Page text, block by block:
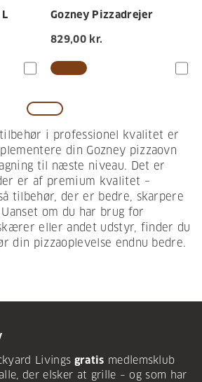
Gozney Pizzadrejer
829,00 kr.
tilbehør i professionel kvalitet er
din Gozney pizzaovn
til næste niveau. Det er
er af premium kvalitet –
tilbehør, der er bedre, skarpere
om du har brug for
eller andet udstyr, finder du
din pizzaoplevelse endnu bedre.
Livings gratis medlemsklub
der elsker at grille – og som har